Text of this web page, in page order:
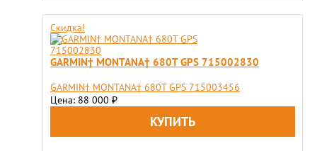
Скидка!
GARMIN† MONTANA† 680T GPS 715002830
GARMIN† MONTANA† 680T GPS 715003456
Цена: 88 000 ₽